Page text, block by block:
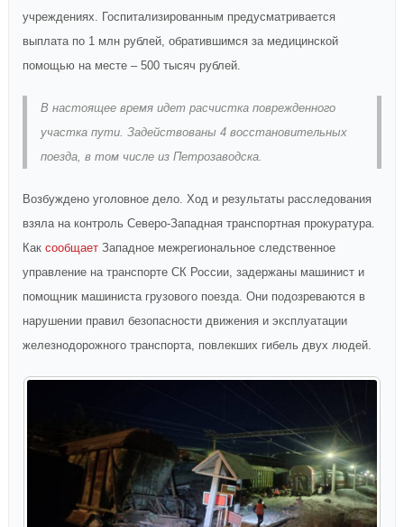
учреждениях. Госпитализированным предусматривается
выплата по 1 млн рублей, обратившимся за медицинской
помощью на месте – 500 тысяч рублей.
В настоящее время идет расчистка поврежденного
участка пути. Задействованы 4 восстановительных
поезда, в том числе из Петрозаводска.
Возбуждено уголовное дело. Ход и результаты расследования
взяла на контроль Северо-Западная транспортная прокуратура.
Как сообщает Западное межрегиональное следственное
управление на транспорте СК России, задержаны машинист и
помощник машиниста грузового поезда. Они подозреваются в
нарушении правил безопасности движения и эксплуатации
железнодорожного транспорта, повлекших гибель двух людей.